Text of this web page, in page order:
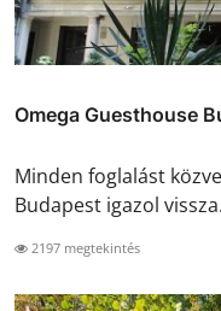
Omega Guesthouse
Minden foglalást
Budapest igazol
2197 megtekintés